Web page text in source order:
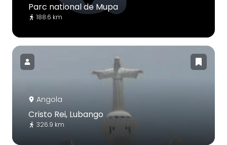
Parc national de Mupa
188.6 km
Angola
Cristo Rei, Lubango
326.9 km